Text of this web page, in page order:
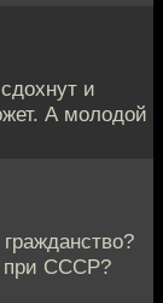
и
А молодой
при СССР?